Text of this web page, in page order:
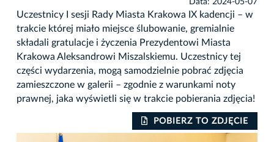
Uczestnicy I sesji Rady Miasta Krakowa IX kadencji – w
trakcie której miało miejsce ślubowanie, gremialnie
składali gratulacje i życzenia Prezydentowi Miasta
Krakowa Aleksandrowi Miszalskiemu. Uczestnicy tej
części wydarzenia, mogą samodzielnie pobrać zdjęcia
zamieszczone w galerii – zgodnie z warunkami noty
prawnej, jaka wyświetli się w trakcie pobierania zdjęcia!
POBIERZ TO ZDJĘCIE